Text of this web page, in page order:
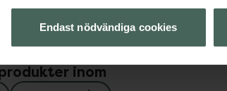
Endast nödvändiga cookies
inom